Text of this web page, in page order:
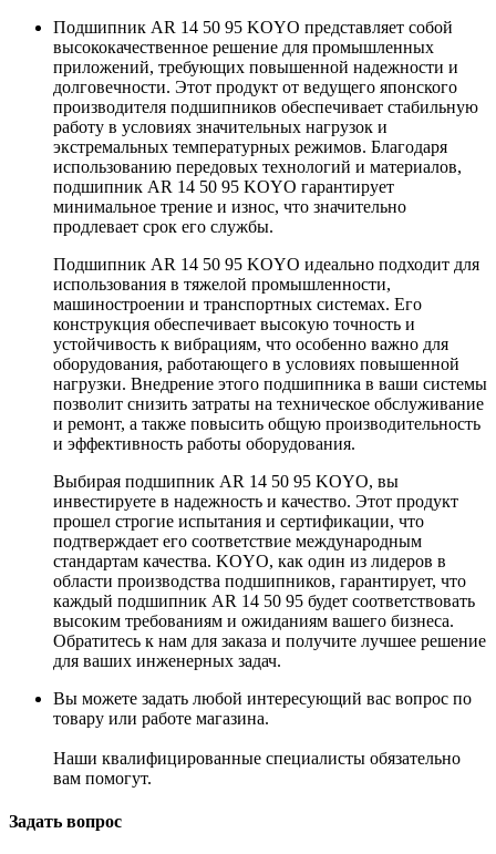
Подшипник AR 14 50 95 KOYO представляет собой
высококачественное решение для промышленных
приложений, требующих повышенной надежности и
долговечности. Этот продукт от ведущего японского
производителя подшипников обеспечивает стабильную
работу в условиях значительных нагрузок и
экстремальных температурных режимов. Благодаря
использованию передовых технологий и материалов,
подшипник AR 14 50 95 KOYO гарантирует
минимальное трение и износ, что значительно
продлевает срок его службы.
Подшипник AR 14 50 95 KOYO идеально подходит для
использования в тяжелой промышленности,
машиностроении и транспортных системах. Его
конструкция обеспечивает высокую точность и
устойчивость к вибрациям, что особенно важно для
оборудования, работающего в условиях повышенной
нагрузки. Внедрение этого подшипника в ваши системы
позволит снизить затраты на техническое обслуживание
и ремонт, а также повысить общую производительность
и эффективность работы оборудования.
Выбирая подшипник AR 14 50 95 KOYO, вы
инвестируете в надежность и качество. Этот продукт
прошел строгие испытания и сертификации, что
подтверждает его соответствие международным
стандартам качества. KOYO, как один из лидеров в
области производства подшипников, гарантирует, что
каждый подшипник AR 14 50 95 будет соответствовать
высоким требованиям и ожиданиям вашего бизнеса.
Обратитесь к нам для заказа и получите лучшее решение
для ваших инженерных задач.
Вы можете задать любой интересующий вас вопрос по
товару или работе магазина.
Наши квалифицированные специалисты обязательно
вам помогут.
Задать вопрос